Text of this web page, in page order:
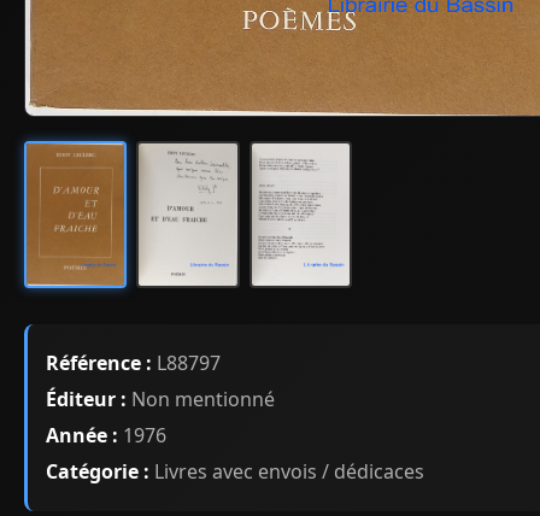
Référence : L88797
Éditeur : Non mentionné
Année : 1976
Catégorie : Livres avec envois / dédicaces